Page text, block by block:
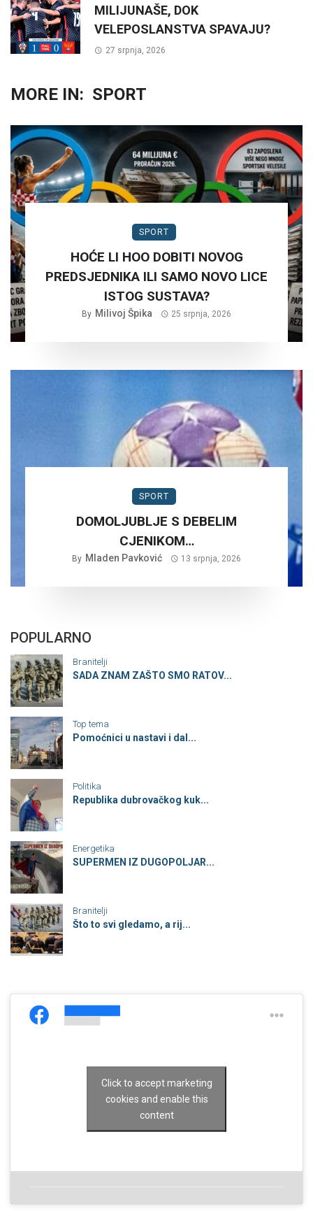
MILIJUNAŠE, DOK
VELEPOSLANSTVA SPAVAJU?
27 srpnja, 2026
MORE IN: SPORT
SPORT
HOĆE LI HOO DOBITI NOVOG
PREDSJEDNIKA ILI SAMO NOVO LICE
ISTOG SUSTAVA?
By Milivoj Špika 25 srpnja, 2026
SPORT
DOMOLJUBLJE S DEBELIM
CJENIKOM…
By Mladen Pavković 13 srpnja, 2026
POPULARNO
Branitelji
SADA ZNAM ZAŠTO SMO RATOV...
Top tema
Pomoćnici u nastavi i dal...
Politika
Republika dubrovačkog kuk...
Energetika
SUPERMEN IZ DUGOPOLJAR...
Branitelji
Što to svi gledamo, a rij...
Click to accept marketing
cookies and enable this
content